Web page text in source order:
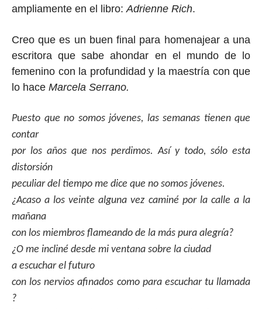
ampliamente en el libro:Adrienne Rich.
Creo que es un buen final para homenajear a una
escritora que sabe ahondar en el mundo de lo
femenino con la profundidad y la maestría con que
lo hace Marcela Serrano.
Puesto que no somos jóvenes, las semanas tienen que
contar
por los años que nos perdimos. Así y todo, sólo esta
distorsión
peculiar del tiempo me dice que no somos jóvenes.
¿Acaso a los veinte alguna vez caminé por la calle a la
mañana
con los miembros flameando de la más pura alegría?
¿O me incliné desde mi ventana sobre la ciudad
a escuchar el futuro
con los nervios afinados como para escuchar tu llamada
?